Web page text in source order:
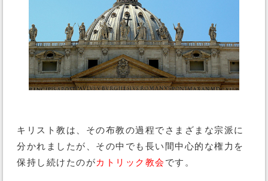
キリスト教は、その布教の過程でさまざまな宗派に
分かれましたが、その中でも長い間中心的な権力を
保持し続けたのがカトリック教会 です。